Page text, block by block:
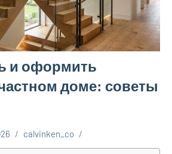
и оформить
доме: советы
calvinken_co